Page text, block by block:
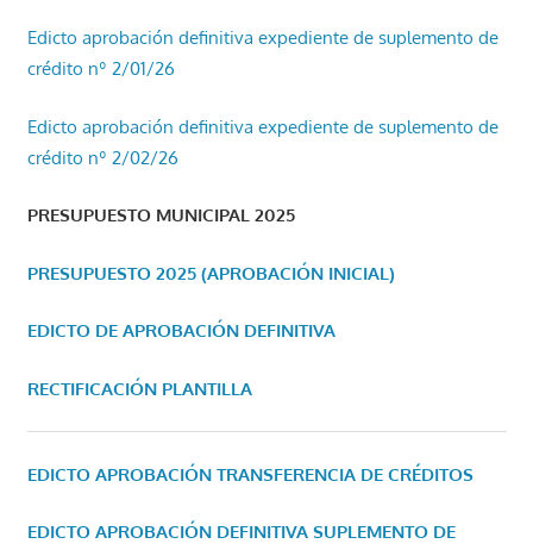
Edicto aprobación definitiva expediente de suplemento de
crédito nº 2/01/26
Edicto aprobación definitiva expediente de suplemento de
crédito nº 2/02/26
PRESUPUESTO MUNICIPAL 2025
PRESUPUESTO 2025 (APROBACIÓN INICIAL)
EDICTO DE APROBACIÓN DEFINITIVA
RECTIFICACIÓN PLANTILLA
EDICTO APROBACIÓN TRANSFERENCIA DE CRÉDITOS
EDICTO APROBACIÓN DEFINITIVA SUPLEMENTO DE